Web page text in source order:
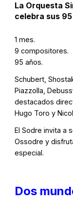
La Orquesta
celebra sus
1 mes.
9 compositores.
95 años.
Schubert,
Piazzolla,
destacados
Hugo Toro y
El Sodre invita a
Ossodre y
especial.
Dos